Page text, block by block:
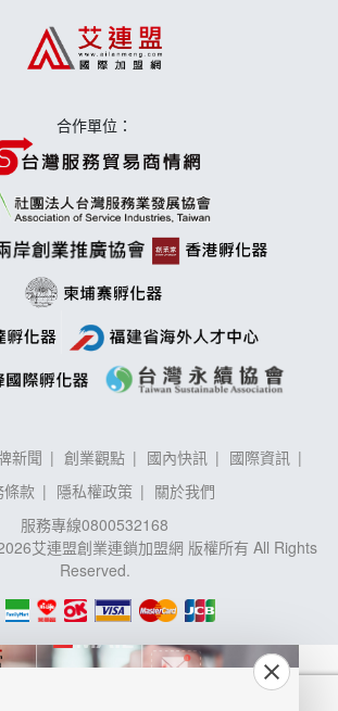
加盟說明會
合作單位：
新聞 創業觀點 國內快訊
國際資訊
條款
隱私權政策
關於我們
服務專線0800532168
艾連盟創業連鎖加盟網 版權所有 All Rights
Reserved.